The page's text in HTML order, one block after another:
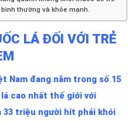
thường và khỏe mạnh.
LÁ ĐỐI VỚI TRẺ
Nam đang nằm trong số 15
cao nhất thế giới với
33 triệu người hít phải khói